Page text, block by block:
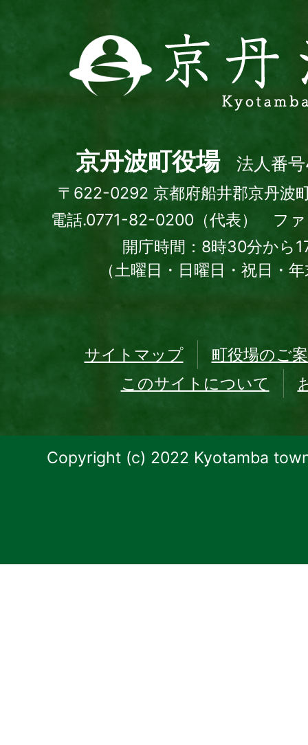
丹
波
town
京丹波町役場 法人番
〒622-0292 京都府船井郡京丹波
電話.0771-82-0200（代表） フ
開庁時間：8時30分から
（土曜日・日曜日・祝日・
サイトマップ
町役場のご
このサイトについて
Copyright (c) 2022 Kyotamba